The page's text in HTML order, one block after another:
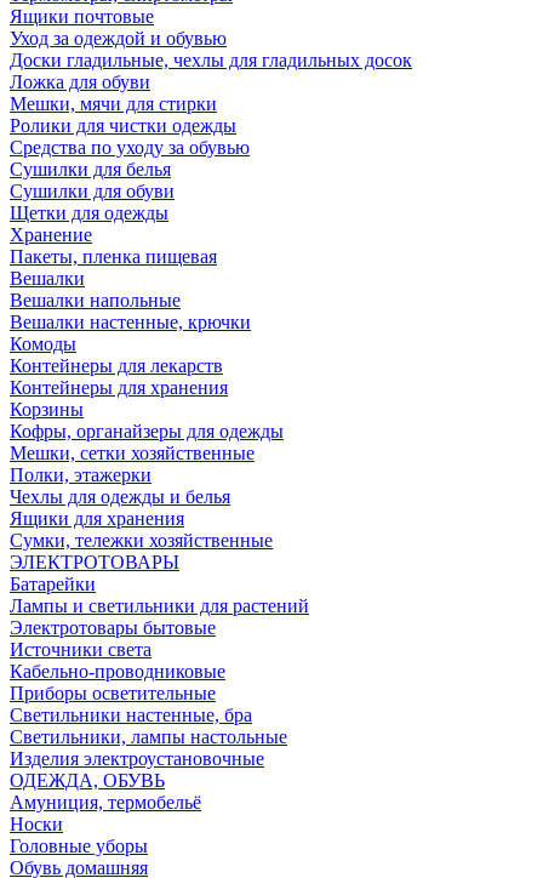
Ящики почтовые
Уход за одеждой и обувью
Доски гладильные, чехлы для гладильных досок
Ложка для обуви
Мешки, мячи для стирки
Ролики для чистки одежды
Средства по уходу за обувью
Сушилки для белья
Сушилки для обуви
Щетки для одежды
Хранение
Пакеты, пленка пищевая
Вешалки
Вешалки напольные
Вешалки настенные, крючки
Комоды
Контейнеры для лекарств
Контейнеры для хранения
Корзины
Кофры, органайзеры для одежды
Мешки, сетки хозяйственные
Полки, этажерки
Чехлы для одежды и белья
Ящики для хранения
Сумки, тележки хозяйственные
ЭЛЕКТРОТОВАРЫ
Батарейки
Лампы и светильники для растений
Электротовары бытовые
Источники света
Кабельно-проводниковые
Приборы осветительные
Светильники настенные, бра
Светильники, лампы настольные
Изделия электроустановочные
ОДЕЖДА, ОБУВЬ
Амуниция, термобельё
Носки
Головные уборы
Обувь домашняя